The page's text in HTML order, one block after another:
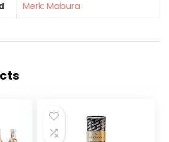
Merk: Mabura